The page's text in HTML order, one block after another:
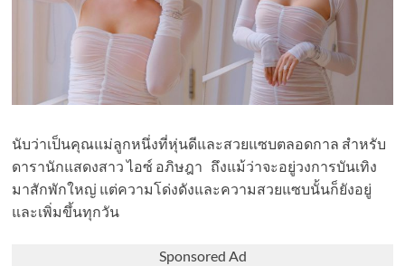
นับว่าเป็นคุณแม่ลูกหนึ่งที่หุ่นดีและสวยแซบตลอดกาล สำหรับ
ดารานักแสดงสาว ไอซ์ อภิษฎา ถึงแม้ว่าจะอยู่วงการบันเทิง
มาสักพักใหญ่ แต่ความโด่งดังและความสวยแซบนั้นก็ยังอยู่
และเพิ่มขึ้นทุกวัน
Sponsored Ad